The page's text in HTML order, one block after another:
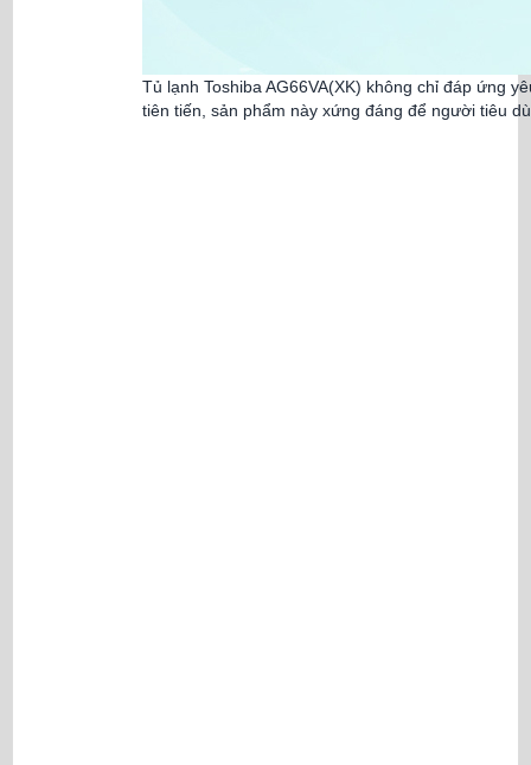
Tủ lạnh Toshiba AG66VA(XK) không chỉ đáp ứng
tiên tiến, sản phẩm này xứng đáng để người tiêu